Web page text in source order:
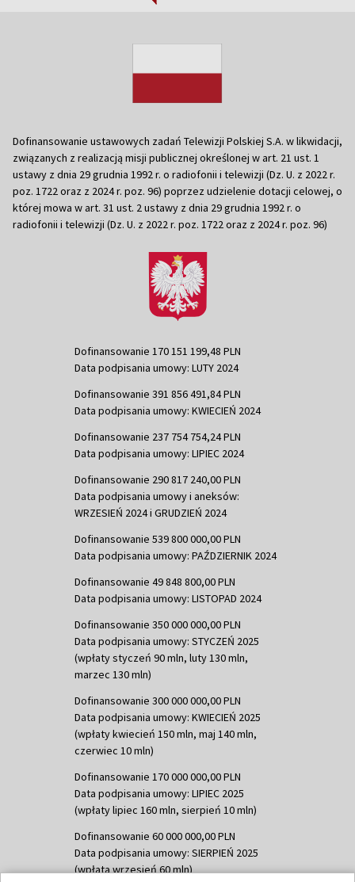
Dofinansowanie ustawowych zadań Telewizji Polskiej S.A. w likwidacji,
związanych z realizacją misji publicznej określonej w art. 21 ust. 1
ustawy z dnia 29 grudnia 1992 r. o radiofonii i telewizji (Dz. U. z 2022 r.
poz. 1722 oraz z 2024 r. poz. 96) poprzez udzielenie dotacji celowej, o
której mowa w art. 31 ust. 2 ustawy z dnia 29 grudnia 1992 r. o
radiofonii i telewizji (Dz. U. z 2022 r. poz. 1722 oraz z 2024 r. poz. 96)
Dofinansowanie 170 151 199,48 PLN
Data podpisania umowy: LUTY 2024
Dofinansowanie 391 856 491,84 PLN
Data podpisania umowy: KWIECIEŃ 2024
Dofinansowanie 237 754 754,24 PLN
Data podpisania umowy: LIPIEC 2024
Dofinansowanie 290 817 240,00 PLN
Data podpisania umowy i aneksów:
WRZESIEŃ 2024 i GRUDZIEŃ 2024
Dofinansowanie 539 800 000,00 PLN
Data podpisania umowy: PAŹDZIERNIK 2024
Dofinansowanie 49 848 800,00 PLN
Data podpisania umowy: LISTOPAD 2024
Dofinansowanie 350 000 000,00 PLN
Data podpisania umowy: STYCZEŃ 2025
(wpłaty styczeń 90 mln, luty 130 mln,
marzec 130 mln)
Dofinansowanie 300 000 000,00 PLN
Data podpisania umowy: KWIECIEŃ 2025
(wpłaty kwiecień 150 mln, maj 140 mln,
czerwiec 10 mln)
Dofinansowanie 170 000 000,00 PLN
Data podpisania umowy: LIPIEC 2025
(wpłaty lipiec 160 mln, sierpień 10 mln)
Dofinansowanie 60 000 000,00 PLN
Data podpisania umowy: SIERPIEŃ 2025
(wpłata wrzesień 60 mln)